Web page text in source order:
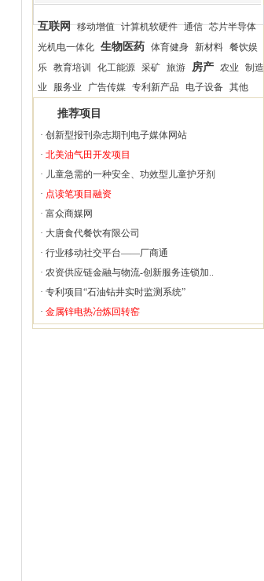
互联网 移动增值 计算机软硬件 通信 芯片半导体
光机电一体化 生物医药 体育健身 新材料 餐饮娱
乐 教育培训 化工能源 采矿 旅游 房产 农业
制造
业
服务业 广告传媒 专利新产品 电子设备 其他
推荐项目
· 创新型报刊杂志期刊电子媒体网站
· 北美油气田开发项目
· 儿童急需的一种安全、功效型儿童护牙剂
· 点读笔项目融资
· 富众商媒网
· 大唐食代餐饮有限公司
· 行业移动社交平台——厂商通
· 农资供应链金融与物流-创新服务连锁加..
· 专利项目“石油钻井实时监测系统”
· 金属锌电热冶炼回转窑